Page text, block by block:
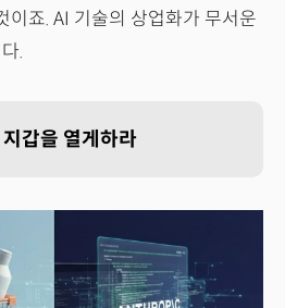
이죠. AI 기술의 상업화가 무서운
.
갑을 열게하라